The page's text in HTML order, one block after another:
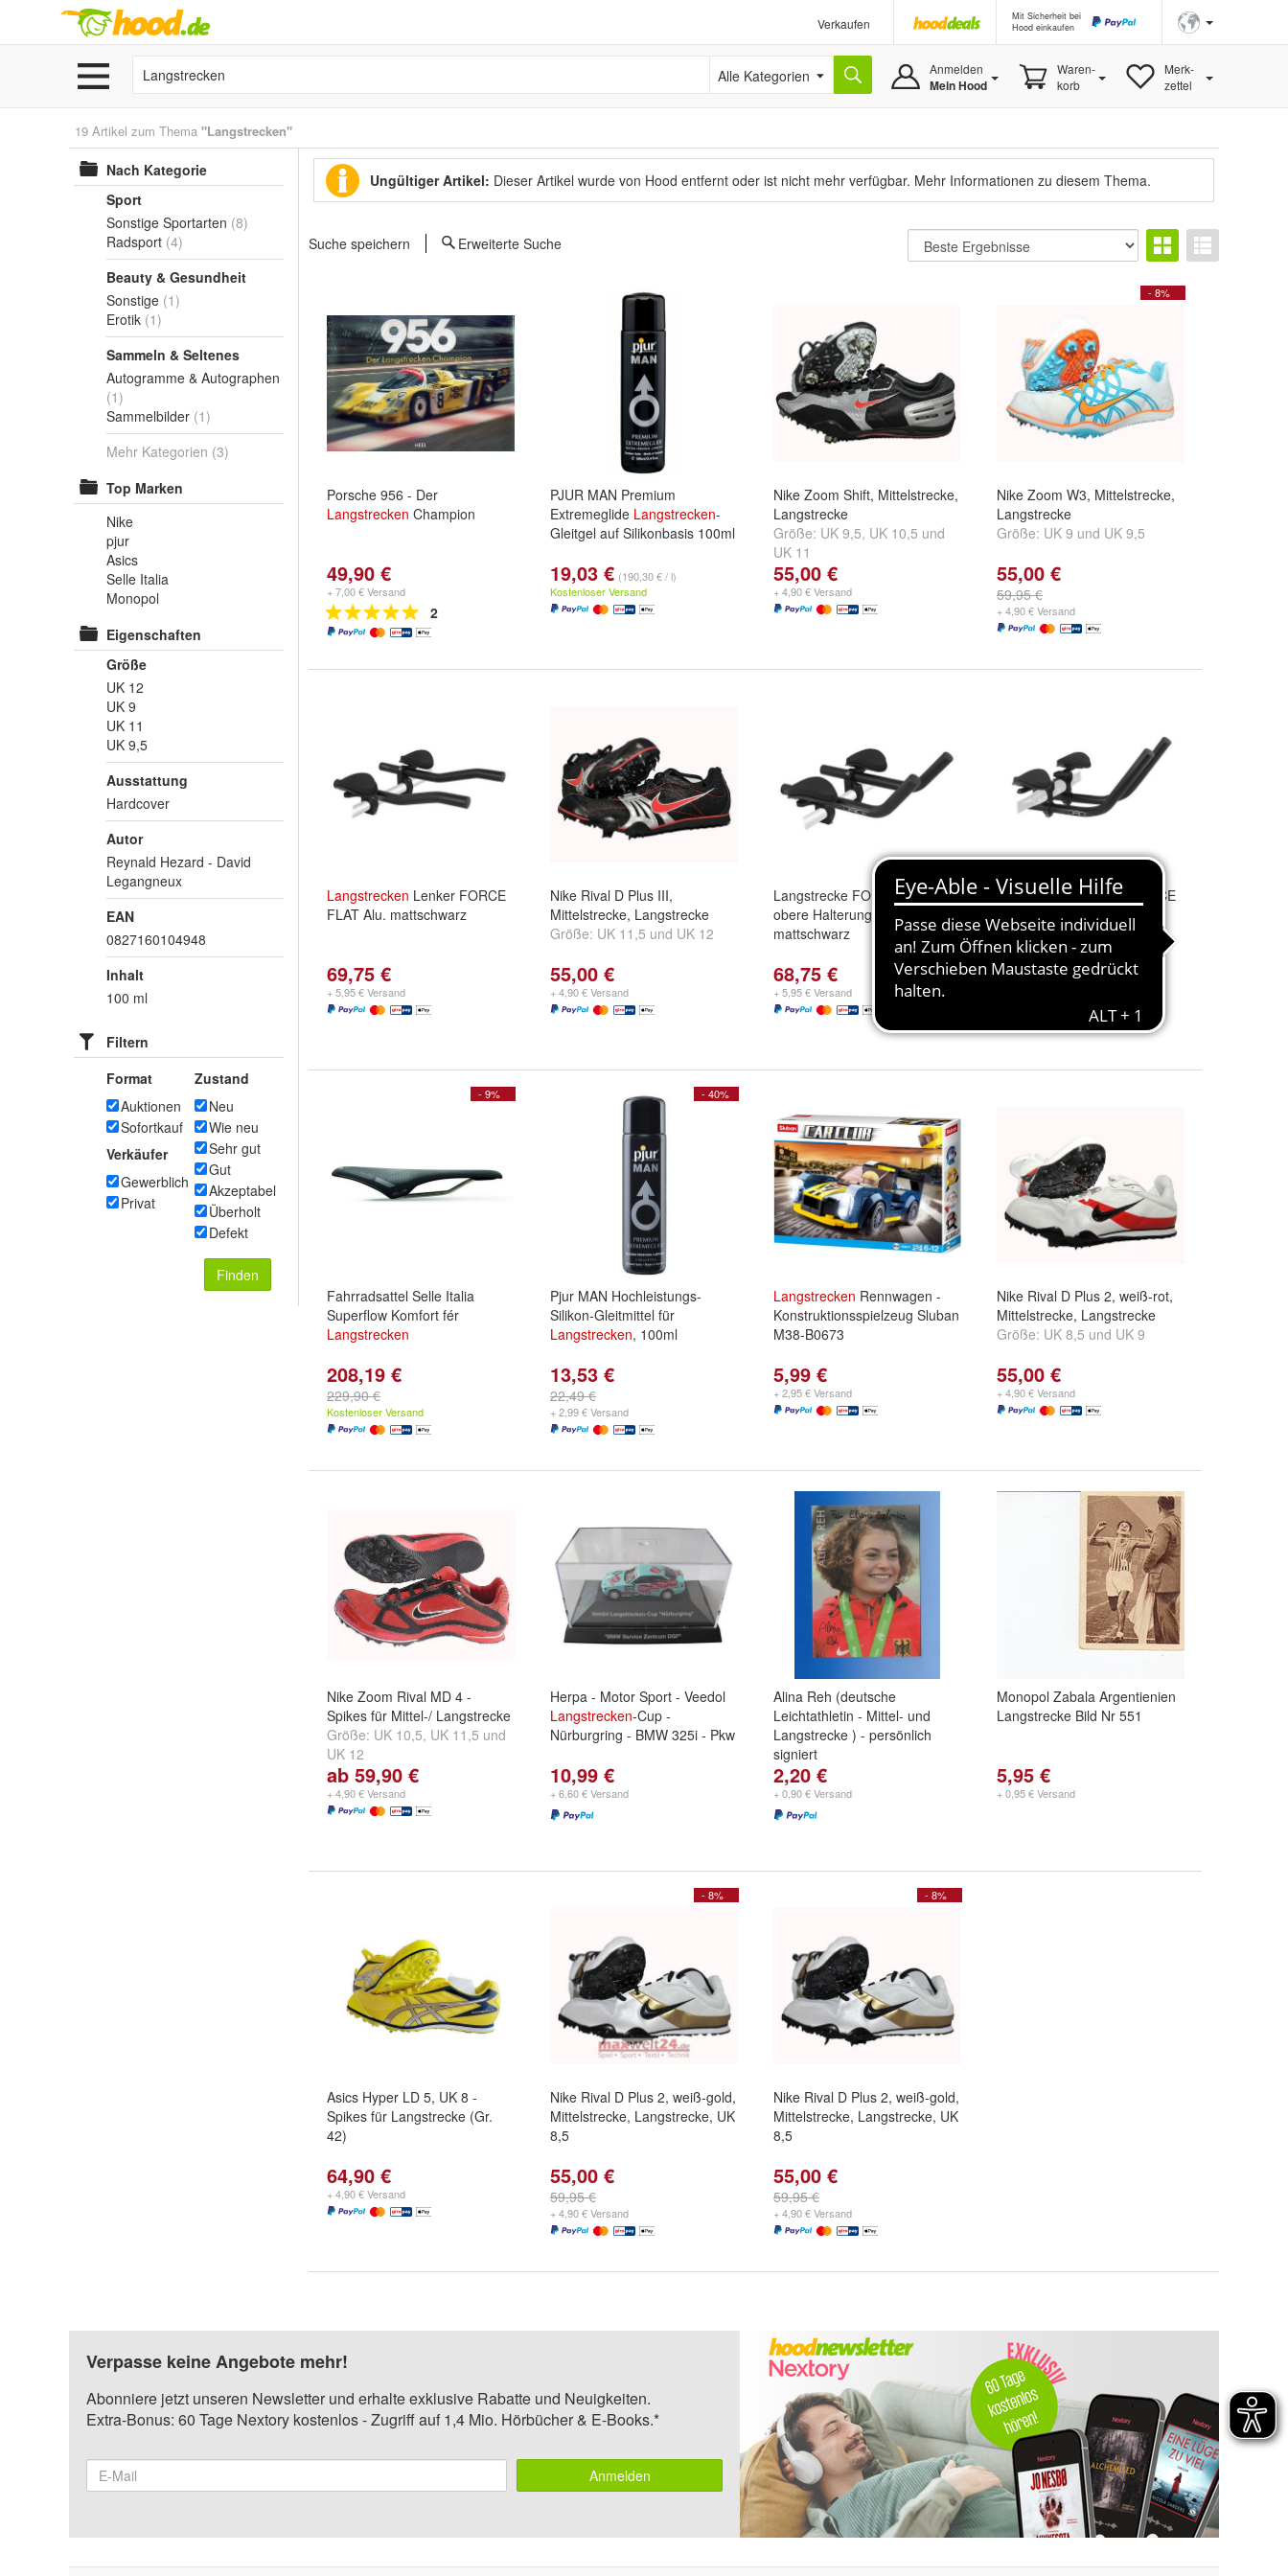
Verkaufen
Mit Sicherheit bei
Hood einkaufen
Alle Kategorien Anmelden
Mein Hood
Waren-
korb
Merk-
zettel
19 Artikel zum Thema "Langstrecken"
Nach Kategorie
Sport
Sonstige Sportarten (8)
Radsport (4)
Beauty & Gesundheit
Sonstige (1)
Erotik (1)
Sammeln & Seltenes
Autogramme & Autographen
(1)
Sammelbilder (1)
Mehr Kategorien (3)
Top Marken
Nike
pjur
Asics
Selle Italia
Monopol
Eigenschaften
Größe
UK 12
UK 9
UK 11
UK 9,5
Ausstattung
Hardcover
Autor
Reynald Hezard - David
Legangneux
EAN
0827160104948
Inhalt
100 ml
Filtern
Format
Auktionen
Sofortkauf
Verkäufer
Gewerblich
Privat
Zustand
Neu
Wie neu
Sehr gut
Gut
Akzeptabel
Überholt
Defekt
Finden
Ungültiger Artikel: Dieser Artikel wurde von Hood entfernt oder ist nicht mehr verfügbar. Mehr Informationen zu diesem Thema.
Suche speichern Erweiterte Suche
Porsche 956 - Der
Langstrecken Champion
49,90 €
+ 7,00 € Versand
2
PJUR MAN Premium
Extremeglide Langstrecken-
Gleitgel auf Silikonbasis 100ml
19,03 € (190,30 € / l)
Kostenloser Versand
Nike Zoom Shift, Mittelstrecke,
Langstrecke
Größe: UK 9,5, UK 10,5 und
UK 11
55,00 €
+ 4,90 € Versand
- 8%
Nike Zoom W3, Mittelstrecke,
Langstrecke
Größe: UK 9 und UK 9,5
55,00 €
59,95 €
+ 4,90 € Versand
Langstrecken Lenker FORCE
FLAT Alu. mattschwarz
69,75 €
+ 5,95 € Versand
Nike Rival D Plus III,
Mittelstrecke, Langstrecke
Größe: UK 11,5 und UK 12
55,00 €
+ 4,90 € Versand
Langstrecke FORCE CRONO
obere Halterung Alu,
mattschwarz
68,75 €
+ 5,95 € Versand
Langstrecken Lenker FORCE
CRONO Alu, mattschwarz
69,75 €
- 9%
Fahrradsattel Selle Italia
Superflow Komfort fér
Langstrecken
208,19 €
229,90 €
Kostenloser Versand
- 40%
Pjur MAN Hochleistungs-
Silikon-Gleitmittel für
Langstrecken, 100ml
13,53 €
22,49 €
+ 2,99 € Versand
Langstrecken Rennwagen -
Konstruktionsspielzeug Sluban
M38-B0673
5,99 €
+ 2,95 € Versand
Nike Rival D Plus 2, weiß-rot,
Mittelstrecke, Langstrecke
Größe: UK 8,5 und UK 9
55,00 €
+ 4,90 € Versand
Nike Zoom Rival MD 4 -
Spikes für Mittel-/ Langstrecke
Größe: UK 10,5, UK 11,5 und
UK 12
ab 59,90 €
+ 4,90 € Versand
Herpa - Motor Sport - Veedol
Langstrecken-Cup -
Nürburgring - BMW 325i - Pkw
10,99 €
+ 6,60 € Versand
Alina Reh (deutsche
Leichtathletin - Mittel- und
Langstrecke ) - persönlich
signiert
2,20 €
+ 0,90 € Versand
Monopol Zabala Argentienien
Langstrecke Bild Nr 551
5,95 €
+ 0,95 € Versand
Asics Hyper LD 5, UK 8 -
Spikes für Langstrecke (Gr.
42)
64,90 €
+ 4,90 € Versand
- 8%
Nike Rival D Plus 2, weiß-gold,
Mittelstrecke, Langstrecke, UK
8,5
55,00 €
59,95 €
+ 4,90 € Versand
- 8%
Nike Rival D Plus 2, weiß-gold,
Mittelstrecke, Langstrecke, UK
8,5
55,00 €
59,95 €
+ 4,90 € Versand
Verpasse keine Angebote mehr!
Abonniere jetzt unseren Newsletter und erhalte exklusive Rabatte und Neuigkeiten.
Extra-Bonus: 60 Tage Nextory kostenlos - Zugriff auf 1,4 Mio. Hörbücher & E-Books.*
Anmelden